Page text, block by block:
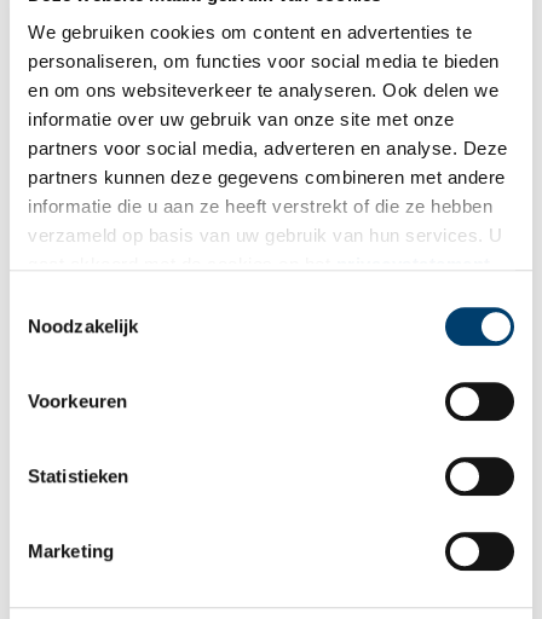
We gebruiken cookies om content en advertenties te
personaliseren, om functies voor social media te bieden
en om ons websiteverkeer te analyseren. Ook delen we
informatie over uw gebruik van onze site met onze
partners voor social media, adverteren en analyse. Deze
partners kunnen deze gegevens combineren met andere
informatie die u aan ze heeft verstrekt of die ze hebben
verzameld op basis van uw gebruik van hun services. U
Noodzakelijk
Voorkeuren
Statistieken
Marketing
Publicatiedatum: 08/04/2015
Ontvang de nieuwsbrief
Wilt u op de hoogte blijven van de mooiste verhalen en het
laatste erfgoednieuws? Schrijf u dan nu in voor onze
Bij inschrijving gaat u akkoord met ons
Aanvullingen